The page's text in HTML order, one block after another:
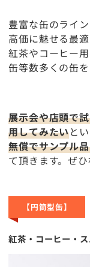
豊富な缶のライ
高価に魅せる最
紅茶やコーヒー
缶等数多くの缶を
展示会や店頭で
用してみたいと
無償でサンプル
て頂きます。ぜひ
【円筒型缶】
紅茶・コーヒー・